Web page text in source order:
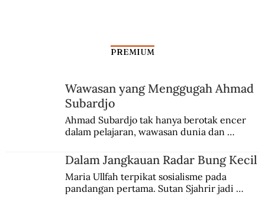
PREMIUM
Wawasan yang Menggugah Ahmad
Subardjo
Ahmad Subardjo tak hanya berotak encer
dalam pelajaran, wawasan dunia dan
Jules Verne, Multatuli, hingga Sun Yat-sen.
Dalam Jangkauan Radar Bung Kecil
Maria Ullfah terpikat sosialisme pada
pandangan pertama. Sutan Sjahrir jadi